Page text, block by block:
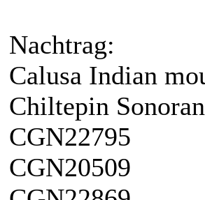
Nachtrag:
Calusa Indian
Chiltepin
CGN22795
CGN20509